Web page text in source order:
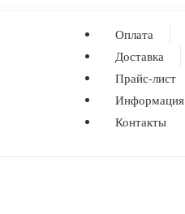
Оплата
Доставка
Прайс-лист
Информация
Контакты